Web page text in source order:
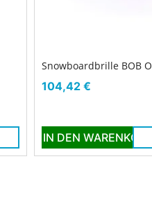
Snowboardbrille BOB
Preis
104,42 €
IN DEN WARENKORB